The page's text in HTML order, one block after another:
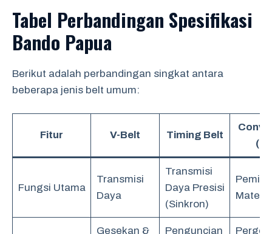
Tabel Perbandingan Spesifikasi
Bando Papua
Berikut adalah perbandingan singkat antara
beberapa jenis belt umum:
Fitur V-Belt Timing Belt
Fungsi Utama
Transmisi
Daya
Transmisi
Daya Presisi
(Sinkron)
Gesekan & Penguncian